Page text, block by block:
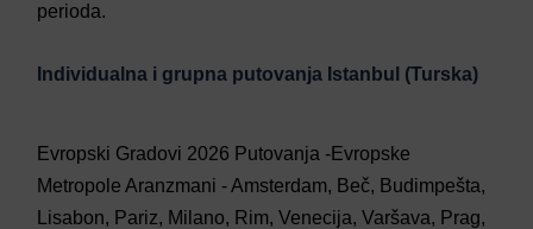
perioda.
Individualna i grupna putovanja Istanbul (Turska)
Evropski Gradovi 2026 Putovanja -Evropske
Metropole Aranzmani - Amsterdam, Beč, Budimpešta,
Lisabon, Pariz, Milano, Rim, Venecija, Varšava, Prag,